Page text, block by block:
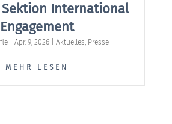
International
Engagement
|Apr. 9, 2026 |Aktuelles, Presse
MEHR LESEN